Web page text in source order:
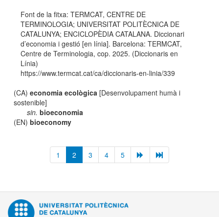
Font de la fitxa: TERMCAT, CENTRE DE
TERMINOLOGIA; UNIVERSITAT POLITÈCNICA DE
CATALUNYA; ENCICLOPÈDIA CATALANA. Diccionari
d’economia i gestió [en línia]. Barcelona: TERMCAT,
Centre de Terminologia, cop. 2025. (Diccionaris en
Línia)
https://www.termcat.cat/ca/diccionaris-en-linia/339
(CA)economia ecològica [Desenvolupament humà i
sostenible]
sin. bioeconomia
(EN)bioeconomy
1 2 3 4 5